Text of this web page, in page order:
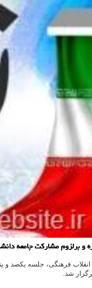
و برلزوم مشارکت جامعه
انقلاب فرهنگی، جلسه یکصد
شد.